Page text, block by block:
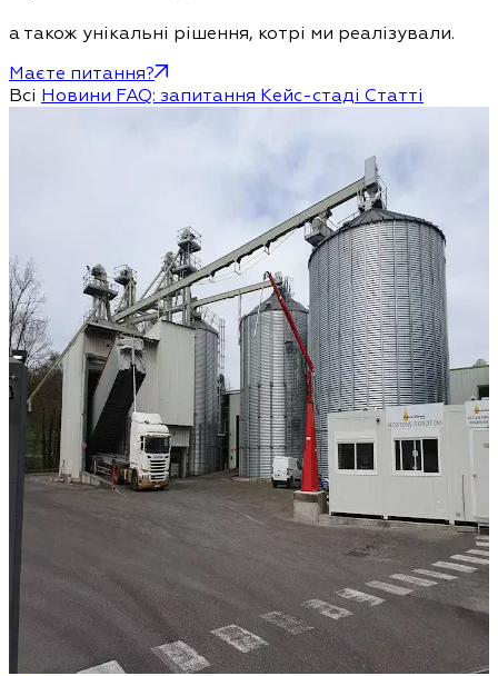
а також унікальні рішення, котрі ми реалізували.
Маєте питання?
Всі Новини FAQ: запитання Кейс-стаді Статті